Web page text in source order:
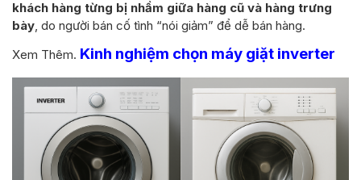
khách hàng từng bị nhầm giữa hàng cũ và hàng trưng
bày, do người bán cố tình “nói giảm” để dễ bán hàng.
Xem Thêm. Kinh nghiệm chọn máy giặt inverter